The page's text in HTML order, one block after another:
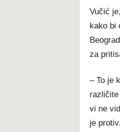
Vučić
kako bi
za
– To je
vi ne
je